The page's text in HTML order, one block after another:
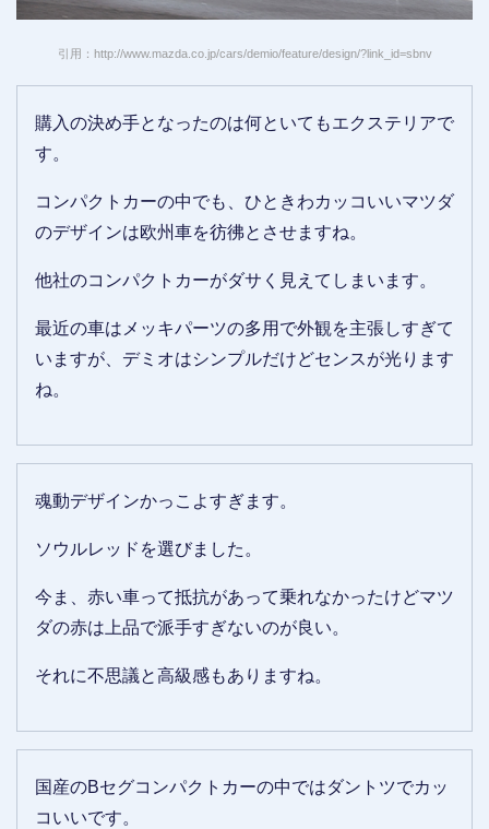
引用：http://www.mazda.co.jp/cars/demio/feature/design/?link_id=sbnv
購入の決め手となったのは何といてもエクステリアで
す。
コンパクトカーの中でも、ひときわカッコいいマツダ
のデザインは欧州車を彷彿とさせますね。
他社のコンパクトカーがダサく見えてしまいます。
最近の車はメッキパーツの多用で外観を主張しすぎて
いますが、デミオはシンプルだけどセンスが光ります
ね。
魂動デザインかっこよすぎます。
ソウルレッドを選びました。
今ま、赤い車って抵抗があって乗れなかったけどマツ
ダの赤は上品で派手すぎないのが良い。
それに不思議と高級感もありますね。
国産のBセグコンパクトカーの中ではダントツでカッ
コいいです。